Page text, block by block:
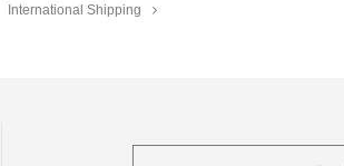
International Shipping